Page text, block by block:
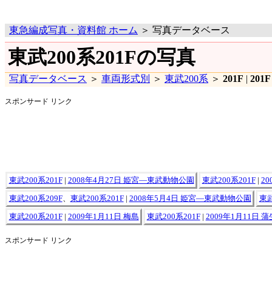
東急編成写真・資料館 ホーム ＞ 写真データベース
東武200系201Fの写真
写真データベース ＞ 車両形式別 ＞ 東武200系 ＞ 201F | 201F
スポンサード リンク
東武200系201F| 2008年4月27日 姫宮―東武動物公園 東武200系201F|
東武200系209F、 東武200系201F| 2008年5月4日 姫宮―東武動物公園 東
東武200系201F| 2009年1月11日 梅島 東武200系201F| 2009年1月11日 蒲
スポンサード リンク